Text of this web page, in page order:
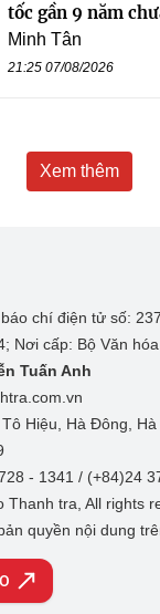
tốc gần 9 năm
Minh Tân
21:25 07/08/2026
Xem thêm
chí điện tử số:
Nơi cấp: Bộ Văn
Tuấn Anh
Hiệu, Hà Đông, Hà
- 1341 / (+84)24
Thanh tra, All rights
quyền nội dung